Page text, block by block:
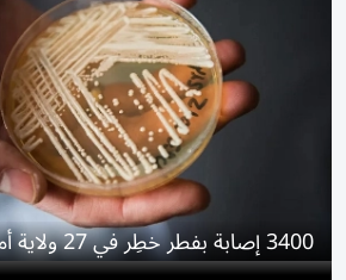
3400 إصابة بفطر خطِر في 27 ولاية أمريكية